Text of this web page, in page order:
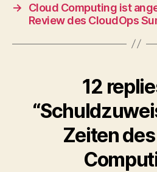
→
Cloud Computing ist
Review des CloudOps
12
Zeiten